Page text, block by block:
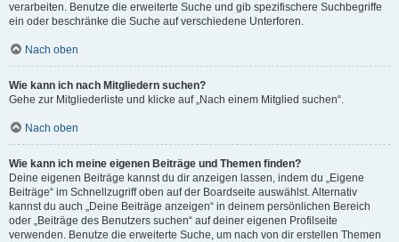
verarbeiten. Benutze die erweiterte Suche und gib spezifischere Suchbegriffe
ein oder beschränke die Suche auf verschiedene Unterforen.
Nach oben
Wie kann ich nach Mitgliedern suchen?
Gehe zur Mitgliederliste und klicke auf „Nach einem Mitglied suchen“.
Nach oben
Wie kann ich meine eigenen Beiträge und Themen finden?
Deine eigenen Beiträge kannst du dir anzeigen lassen, indem du „Eigene
Beiträge“ im Schnellzugriff oben auf der Boardseite auswählst. Alternativ
kannst du auch „Deine Beiträge anzeigen“ in deinem persönlichen Bereich
oder „Beiträge des Benutzers suchen“ auf deiner eigenen Profilseite
verwenden. Benutze die erweiterte Suche, um nach von dir erstellen Themen